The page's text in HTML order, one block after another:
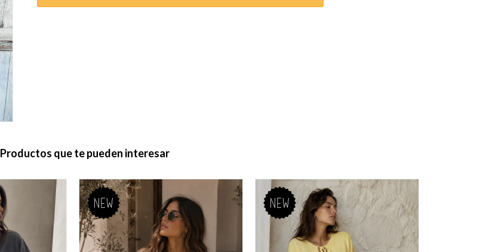
Productos que te pueden interesar